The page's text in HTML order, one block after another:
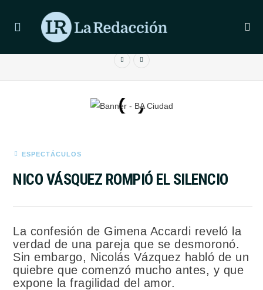
ÚLTIMAS NOTICIAS
LIONEL MESSI LLEGÓ A ROSARIO PARA DESPEDIR A SU
ESPECTÁCULOS
NICO VÁSQUEZ ROMPIÓ EL SILENCIO
La confesión de Gimena Accardi reveló la
verdad de una pareja que se desmoronó.
Sin embargo, Nicolás Vázquez habló de un
quiebre que comenzó mucho antes, y que
expone la fragilidad del amor.